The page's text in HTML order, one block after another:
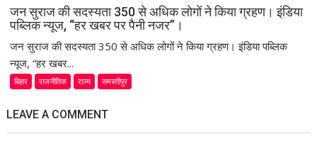
जन सुराज की सदस्यता 350 से अधिक लोगों ने किया ग्रहण। इंडिया
पब्लिक न्यूज, “हर खबर पर पैनी नजर”।
जन सुराज की सदस्यता 350 से अधिक लोगों ने किया ग्रहण। इंडिया पब्लिक
न्यूज, “हर खबर...
बिहार राजनीतिक राज्य समस्तीपुर
LEAVE A COMMENT